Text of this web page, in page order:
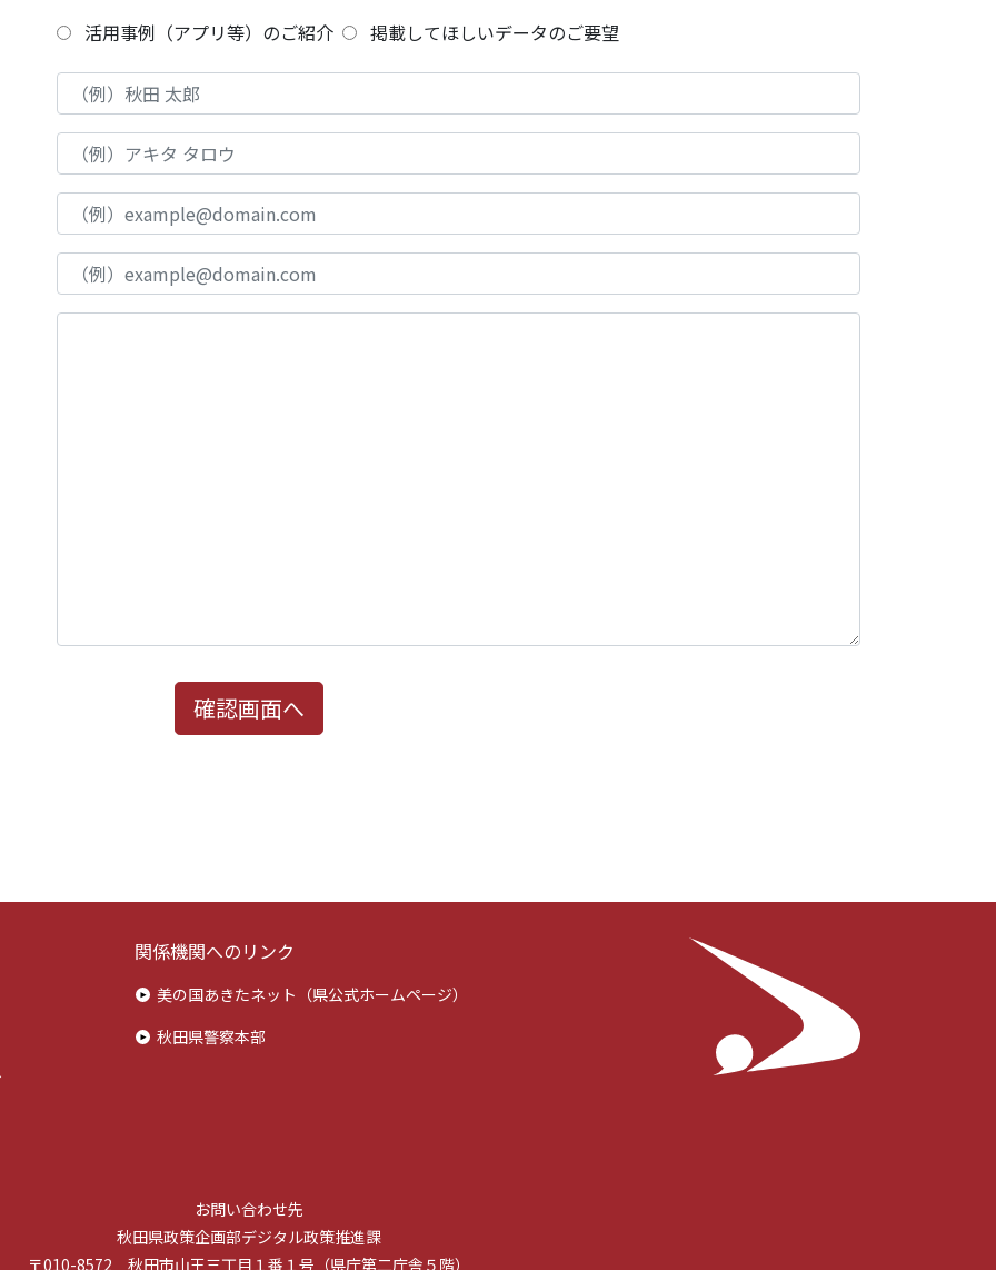
活用事例（アプリ等）のご紹介 掲載してほしいデータのご要望
確認画面へ
関係機関へのリンク
美の国あきたネット（県公式ホームページ）
秋田県警察本部
お問い合わせ先
秋田県政策企画部デジタル政策推進課
〒010-8572 秋田市山王三丁目１番１号（県庁第二庁舎５階）